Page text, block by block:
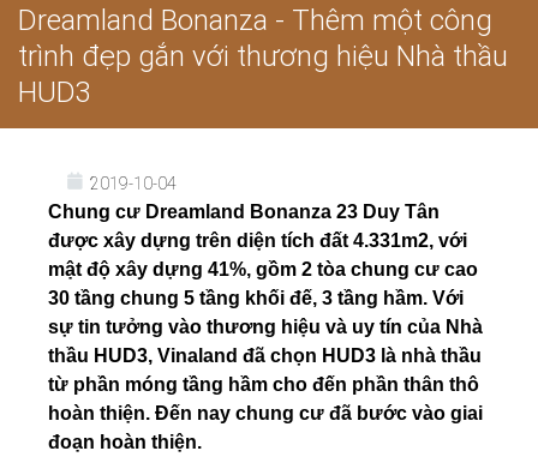
Dreamland Bonanza - Thêm một công
trình đẹp gắn với thương hiệu Nhà thầu
HUD3
2019-10-04
Chung cư Dreamland Bonanza 23 Duy Tân
được xây dựng trên diện tích đất 4.331m2, với
mật độ xây dựng 41%, gồm 2 tòa chung cư cao
30 tầng chung 5 tầng khối đế, 3 tầng hầm. Với
sự tin tưởng vào thương hiệu và uy tín của Nhà
thầu HUD3, Vinaland đã chọn HUD3 là nhà thầu
từ phần móng tầng hầm cho đến phần thân thô
hoàn thiện. Đến nay chung cư đã bước vào giai
đoạn hoàn thiện.